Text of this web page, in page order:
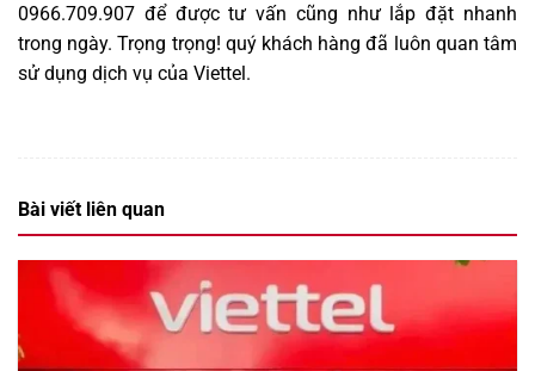
0966.709.907 để được tư vấn cũng như lắp đặt nhanh
trong ngày. Trọng trọng! quý khách hàng đã luôn quan tâm
sử dụng dịch vụ của Viettel.
Bài viết liên quan